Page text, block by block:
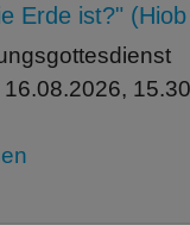
Erde ist?"